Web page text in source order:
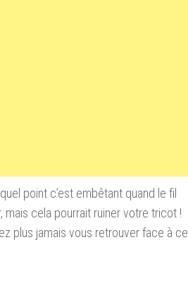
point c’est embêtant quand le fil
, mais cela pourrait ruinervotre tricot !
plus jamais vous retrouver face à ce